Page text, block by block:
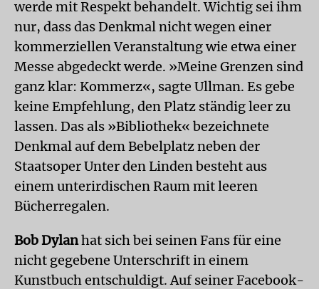
werde mit Respekt behandelt. Wichtig sei ihm
nur, dass das Denkmal nicht wegen einer
kommerziellen Veranstaltung wie etwa einer
Messe abgedeckt werde. »Meine Grenzen sind
ganz klar: Kommerz«, sagte Ullman. Es gebe
keine Empfehlung, den Platz ständig leer zu
lassen. Das als »Bib­liothek« bezeichnete
Denkmal auf dem Bebelplatz neben der
Staatsoper Unter den Linden besteht aus
einem unterirdischen Raum mit leeren
Bücherregalen.
Bob Dylanhat sich bei seinen Fans für eine
nicht gegebene Unterschrift in einem
Kunstbuch entschuldigt. Auf seiner Facebook-